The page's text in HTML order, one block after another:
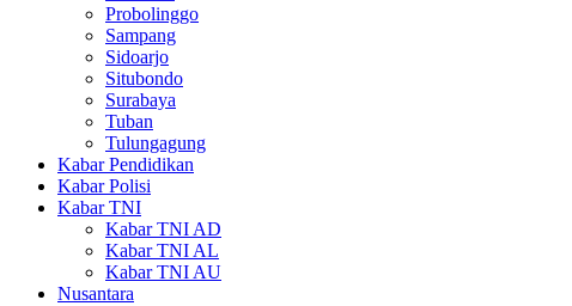
Probolinggo
Sampang
Sidoarjo
Situbondo
Surabaya
Tuban
Tulungagung
Kabar Pendidikan
Kabar Polisi
Kabar TNI
Kabar TNI AD
Kabar TNI AL
Kabar TNI AU
Nusantara